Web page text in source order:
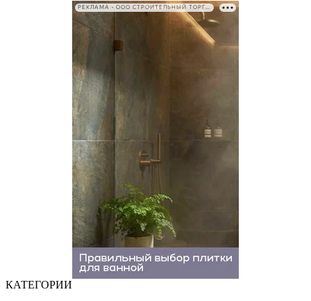
РЕКЛАМА • ООО СТРОИТЕЛЬНЫЙ ТОРГОВЫЙ ДОМ «ПЕТРОВИЧ». ИНН: 7802348846
КАТЕГОРИИ